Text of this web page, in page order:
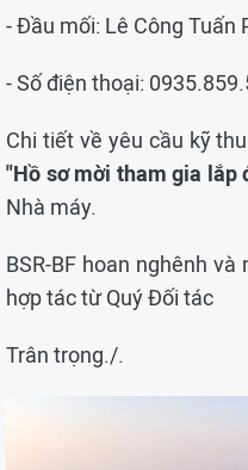
- Đầu mối: Lê Công Tuấn
- Số điện thoại:
Chi tiết về yêu cầu kỹ
"Hồ sơ mời tham gia lắp
Nhà máy.
BSR-BF hoan nghênh
hợp tác từ Quý Đối tác
Trân trọng./.